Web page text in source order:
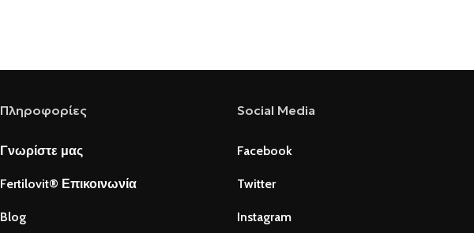
Πληροφορίες
Γνωρίστε μας
Fertilovit® Επικοινωνία
Blog
Social Media
Facebook
Twitter
Instagram